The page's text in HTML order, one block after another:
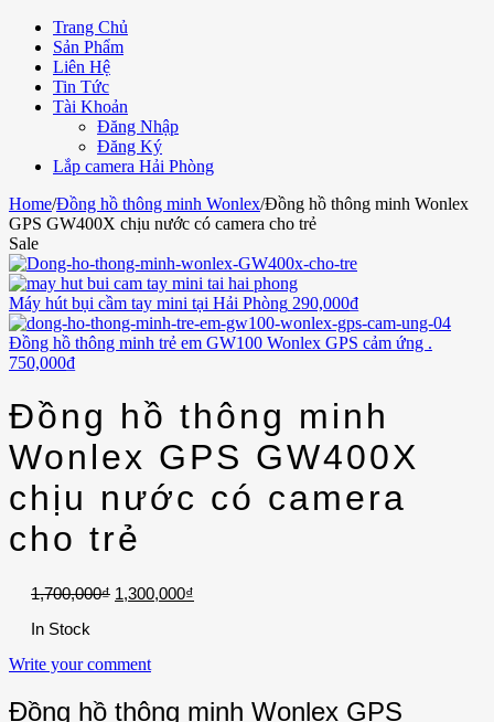
Trang Chủ
Sản Phẩm
Liên Hệ
Tin Tức
Tài Khoản
Đăng Nhập
Đăng Ký
Lắp camera Hải Phòng
Home/Đồng hồ thông minh Wonlex/Đồng hồ thông minh Wonlex
GPS GW400X chịu nước có camera cho trẻ
Sale
Máy hút bụi cầm tay mini tại Hải Phòng 290,000₫
Đồng hồ thông minh trẻ em GW100 Wonlex GPS cảm ứng .
750,000₫
Đồng hồ thông minh
Wonlex GPS GW400X
chịu nước có camera
cho trẻ
1,700,000₫ 1,300,000₫
In Stock
Write your comment
Đồng hồ thông minh Wonlex GPS